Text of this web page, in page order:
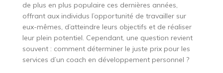
de plus en plus populaire ces dernières années,
offrant aux individus l’opportunité de travailler sur
eux-mêmes, d’atteindre leurs objectifs et de réaliser
leur plein potentiel. Cependant, une question revient
souvent : comment déterminer le juste prix pour les
services d’un coach en développement personnel ?